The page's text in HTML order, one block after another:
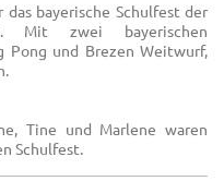
bayerische Schulfest der
Mit zwei bayerischen
Pong und Brezen Weitwurf,
Tine und Marlene waren
Schulfest.